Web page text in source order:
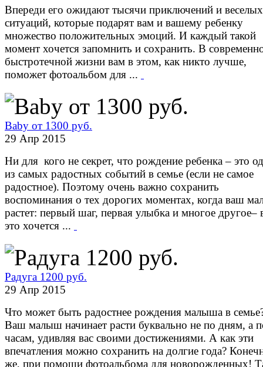
Впереди его ожидают тысячи приключений и веселых
ситуаций, которые подарят вам и вашему ребенку
множество положительных эмоций. И каждый такой
момент хочется запомнить и сохранить. В
быстротечной жизни вам в этом, как никто лучше,
поможет фотоальбом для ...
Baby от 1300 руб.
29 Апр 2015
Ни для кого не секрет, что рождение ребенка – это
из самых радостных событий в семье (если не самое
радостное). Поэтому очень важно сохранить
воспоминания о тех дорогих моментах, когда ваш
растет: первый шаг, первая улыбка и многое другое–
это хочется ...
Радуга 1200 руб.
29 Апр 2015
Что может быть радостнее рождения малыша в
Ваш малыш начинает расти буквально не по дням, а
часам, удивляя вас своими достижениями. А как эти
впечатления можно сохранить на долгие года?
же, при помощи фотоальбома для новорожденных!